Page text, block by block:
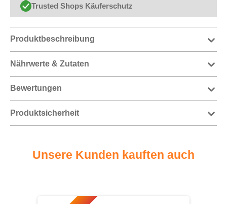
Trusted Shops Käuferschutz
Produktbeschreibung
Nährwerte & Zutaten
Bewertungen
Produktsicherheit
Unsere Kunden kauften auch
Produktgalerie überspringen